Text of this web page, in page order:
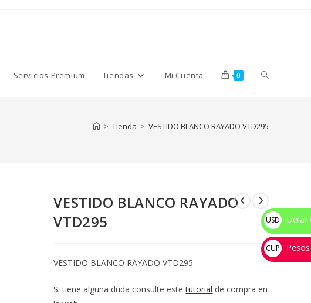
Servicios Premium Tiendas Mi Cuenta 0 Alternar
la
web
> Tienda > VESTIDO BLANCO RAYADO VTD295
VESTIDO BLANCO RAYADO
VTD295
VESTIDO BLANCO RAYADO VTD295
Si tiene alguna duda consulte estetutorial de compra en
USD
$
Dolar
CUP
💰
Pesos